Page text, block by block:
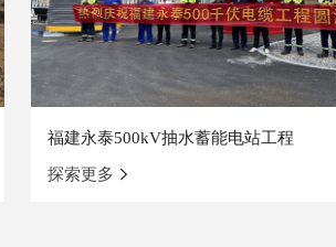
福建永泰500kV抽水蓄能电站工程
探索更多